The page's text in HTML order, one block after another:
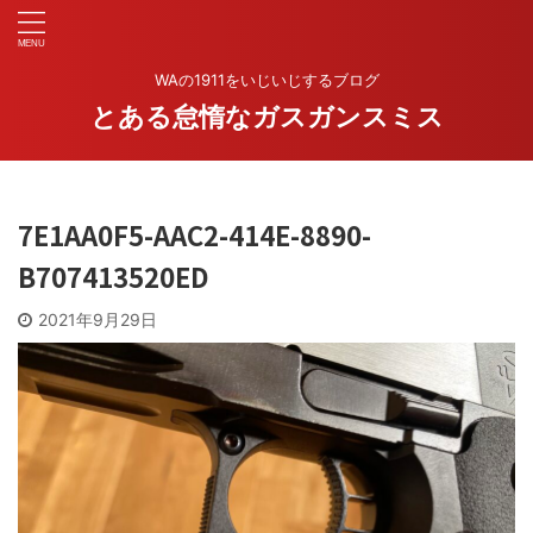
WAの1911をいじいじするブログ
とある怠惰なガスガンスミス
7E1AA0F5-AAC2-414E-8890-
B707413520ED
2021年9月29日